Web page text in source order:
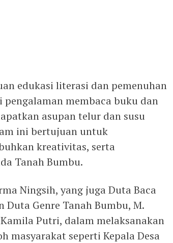
edukasi literasi dan pemenuhan
membaca buku dan
asupan telur dan susu
ini bertujuan untuk
kreativitas, serta
Tanah Bumbu.
Ningsih, yang juga Duta Baca
Duta Genre Tanah Bumbu, M.
Putri, dalam melaksanakan
masyarakat seperti Kepala Desa